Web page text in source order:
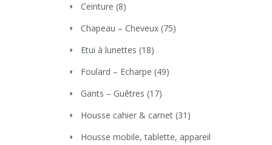
Ceinture (8)
Chapeau – Cheveux (75)
Etui à lunettes (18)
Foulard – Echarpe (49)
Gants – Guêtres (17)
Housse cahier & carnet (31)
Housse mobile, tablette, appareil